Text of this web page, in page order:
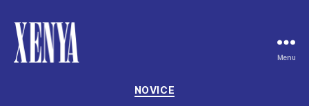
Menu
Categories
NOVICE